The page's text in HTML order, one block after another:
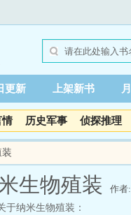
更新 上架新书
情 历史军事 侦探推理
生物殖装 作者:
于纳米生物殖装：